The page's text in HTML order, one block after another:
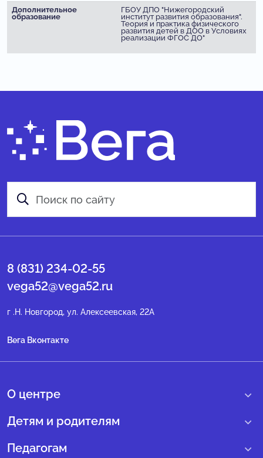
Дополнительное
образование
ГБОУ ДПО "Нижегородский
институт развития образования".
Теория и практика физического
развития детей в ДОО в Условиях
реализации ФГОС ДО"
8 (831) 234-02-55
vega52@vega52.ru
г .Н. Новгород, ул. Алексеевская, 22А
Вега Вконтакте
О центре
О нас
Структура регионального центра
Детям и родителям
Учебные интенсивные сборы
Педагогам